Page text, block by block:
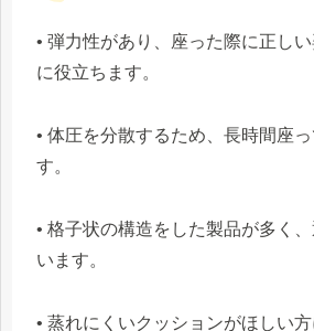
• 弾力性があり、座った際に正し
に役立ちます。
• 体圧を分散するため、長時間座
す。
• 格子状の構造をした製品が多く
います。
• 蒸れにくいクッションがほしい方